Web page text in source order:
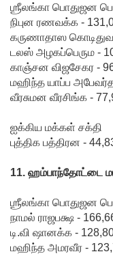
ஸ்ரீலங்கன்
விமான
சேவை
மீண்டும்
ஆரம்பம்!
எரிபொரு
ள் விலை
உயர்வுக்கு
போராட்ட
ம்!
ஶ்ரீலங்கா பொதுஜன
நிபுன ரணவக்க -
கருணாதாஸ
டலஸ் அழகப்பெரும -
காஞ்சன விஜசேகர -
மஹிந்த யாப்ப
வீரசுமன வீரசிங்க -
ஐக்கிய மக்கள் சக்தி
புத்திக பத்திரன -
11. ஹம்பாந்தோட்டை
ஶ்ரீலங்கா பொதுஜன
நாமல் ராஜபக்ஷ -
டி.வி ஷானக்க -
மஹிந்த அமரவீர -